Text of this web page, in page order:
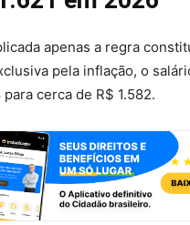
apenas a regra
pela inflação, o
para cerca de R$ 1.582.